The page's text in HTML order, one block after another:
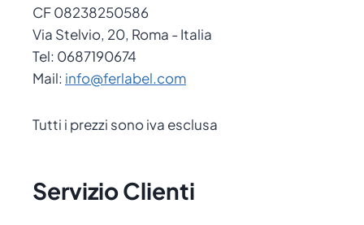
CF 08238250586
Via Stelvio, 20, Roma - Italia
Tel: 0687190674
Mail: info@ferlabel.com
Tutti i prezzi sono iva esclusa
Servizio Clienti